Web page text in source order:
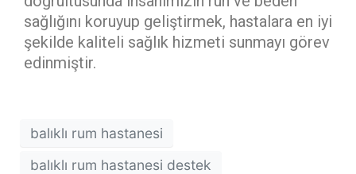
sağlığını koruyup geliştirmek, hastalara en iyi
şekilde kaliteli sağlık hizmeti sunmayı görev
edinmiştir.
balıklı rum hastanesi
balıklı rum hastanesi destek